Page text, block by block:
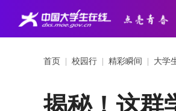
首页 校园行 精彩瞬间 大学
揭秘！这群